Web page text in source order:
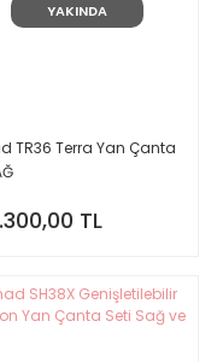
YAKINDA
TR36 Terra Yan Çanta
TL